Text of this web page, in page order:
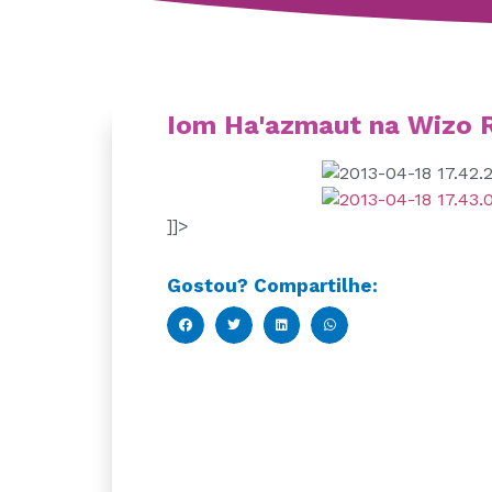
Iom Ha'azmaut na Wizo
]]>
Gostou? Compartilhe: